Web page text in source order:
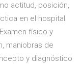
actitud, posición,
en el hospital
físico y
maniobras de
y diagnóstico